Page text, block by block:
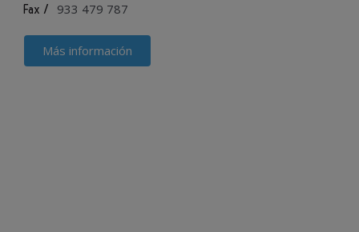
Fax / 933 479 787
Más información